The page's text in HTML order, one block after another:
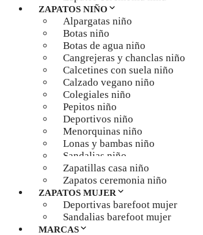
ZAPATOS NIÑO
Alpargatas niño
Botas niño
Botas de agua niño
Cangrejeras y chanclas niño
Calcetines con suela niño
Calzado vegano niño
Colegiales niño
Pepitos niño
Deportivos niño
Menorquinas niño
Lonas y bambas niño
Sandalias niño
Zapatillas casa niño
Zapatos ceremonia niño
ZAPATOS MUJER
Deportivas barefoot mujer
Sandalias barefoot mujer
MARCAS